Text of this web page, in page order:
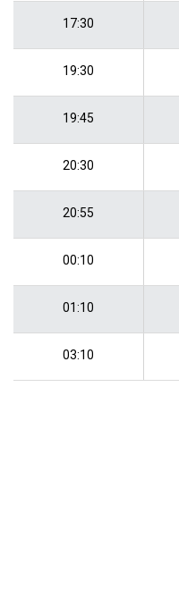
17:30
19:30
19:45
20:30
20:55
00:10
01:10
03:10